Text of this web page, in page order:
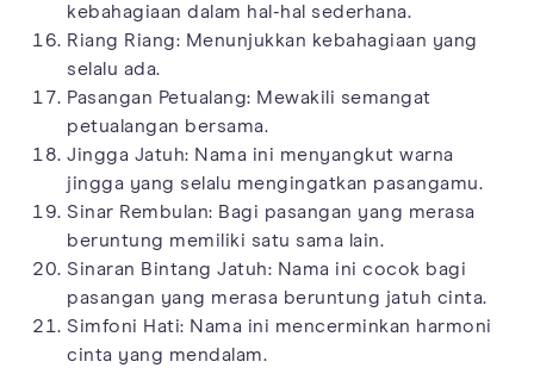
kebahagiaan dalam hal-hal sederhana.
Riang Riang: Menunjukkan kebahagiaan yang
selalu ada.
Pasangan Petualang: Mewakili semangat
petualangan bersama.
Jingga Jatuh: Nama ini menyangkut warna
jingga yang selalu mengingatkan pasangamu.
Sinar Rembulan: Bagi pasangan yang merasa
beruntung memiliki satu sama lain.
Sinaran Bintang Jatuh: Nama ini cocok bagi
pasangan yang merasa beruntung jatuh cinta.
Simfoni Hati: Nama ini mencerminkan harmoni
cinta yang mendalam.